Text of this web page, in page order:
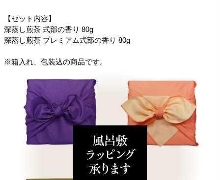
【セット内容】
深蒸し煎茶 式部の香り 80g
深蒸し煎茶 プレミアム式部の香り 80g
※箱入れ、包装込の商品です。